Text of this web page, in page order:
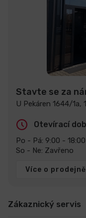
Stavte se za
U Pekáren 1644/1a,
Otevírací
Po - Pá: 9:00 - 18:00
So - Ne: Zavřeno
Více o prodejně
Zákaznický servis